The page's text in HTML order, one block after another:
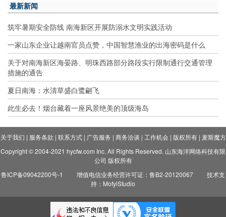
最新新闻
筑牢暑期安全防线 南海新区开展防溺水文明实践活动
一家山东企业让越南官员点赞，中国智慧渔业的出海密码是什么
关于对南海新区海晏路、明珠西路部分路段实行限制通行交通管理
措施的通告
夏日南海：水清草盛白鹭翩飞
此生必去！烟台藏着一座风景绝美的顶级海岛
关于我们 | 服务条款 | 联系方式| 广告服务 | 商务洽谈 | 工作机会| 版权所有| 麦斯魔方
Copyright © 2004-2021 hycfw.com Inc. All Rights Reserved. 山东海洋网络科技有限
公司 版权所有
鲁ICP备09042200号-1
增值电信业务经营许可证：鲁B2-20120067
技术支
持：MofyiStudio